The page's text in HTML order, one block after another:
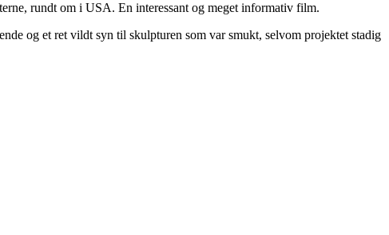
rundt om i USA. En interessant og meget informativ film.
og et ret vildt syn til skulpturen som var smukt, selvom projektet stadig